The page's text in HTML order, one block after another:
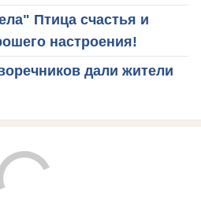
Птица счастья и
настроения!
дали жители